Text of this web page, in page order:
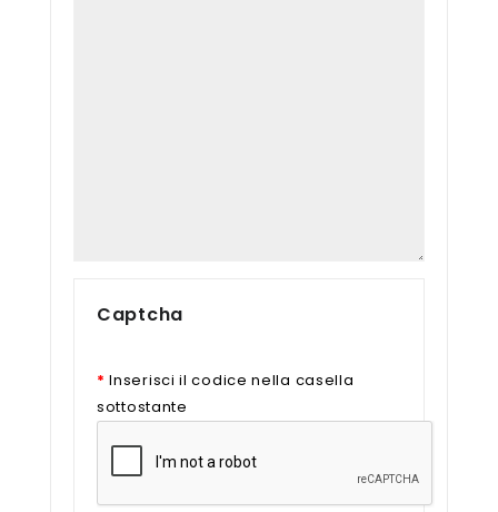
Captcha
Inserisci il codice nella casella
sottostante